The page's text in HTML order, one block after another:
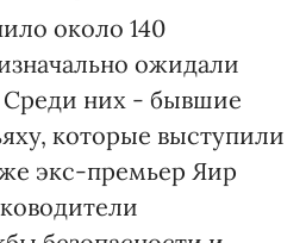
около 140
ожидали
Среди них - бывшие
которые выступили
экс-премьер Яир